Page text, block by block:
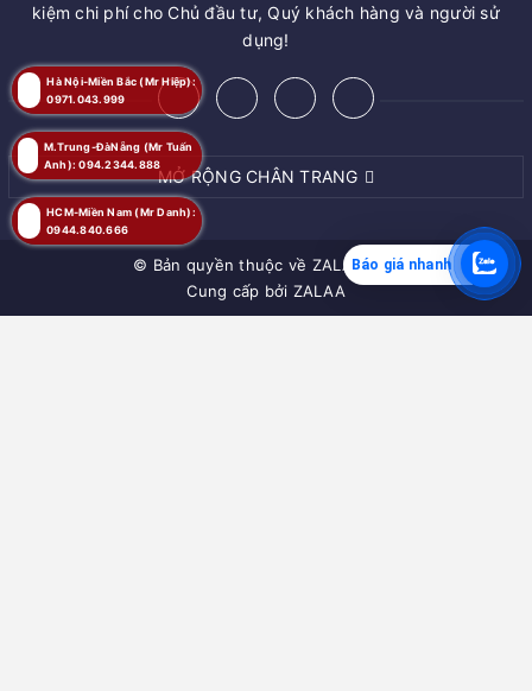
kiệm chi phí cho Chủ đầu tư, Quý khách hàng và người sử
dụng!
MỞ RỘNG CHÂN TRANG
© Bản quyền thuộc về ZALAA JSC
Cung cấp bởi ZALAA
HCM-Miền Nam (Mr Danh):
0944.840.666
Hà Nội-Miền Bắc (Mr Hiệp):
0971.043.999
M.Trung-ĐàNẵng (Mr Tuấn
Anh): 094.2344.888
Báo giá nhanh